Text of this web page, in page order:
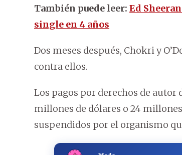
También puede leer: Ed
single en 4 años
Dos meses después, Chokri y
contra ellos.
Los pagos por derechos de autor
millones de dólares o 24
suspendidos por el organismo